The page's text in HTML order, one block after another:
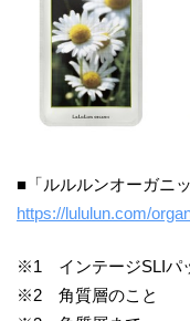
■「ルルルンオーガニ
https://lululun.com/
※1 インテージSLIパ
※2 角質層のこと